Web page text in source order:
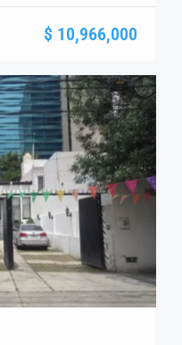
m² Niveles: 2
años
Distribución
$ 10,966,000